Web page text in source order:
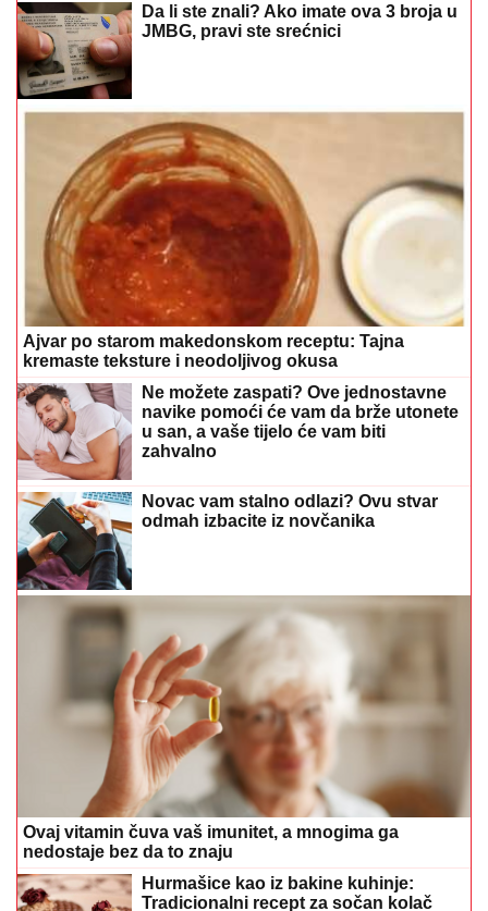
Da li ste znali? Ako imate ova 3 broja u
JMBG, pravi ste srećnici
Ajvar po starom makedonskom receptu: Tajna
kremaste teksture i neodoljivog okusa
Ne možete zaspati? Ove jednostavne
navike pomoći će vam da brže utonete
u san, a vaše tijelo će vam biti
zahvalno
Novac vam stalno odlazi? Ovu stvar
odmah izbacite iz novčanika
Ovaj vitamin čuva vaš imunitet, a mnogima ga
nedostaje bez da to znaju
Hurmašice kao iz bakine kuhinje:
Tradicionalni recept za sočan kolač